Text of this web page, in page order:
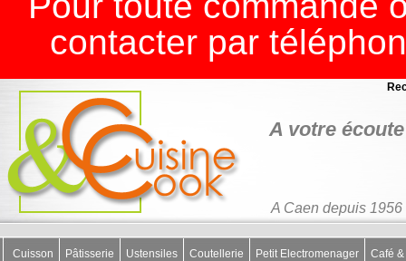
contacter par
A votre
A Caen depuis 1956
Cuisson Pâtisserie Ustensiles Coutellerie Petit Electromenager Café